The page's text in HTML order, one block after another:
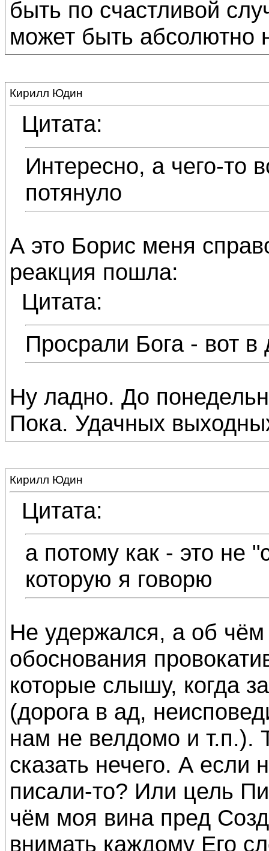
быть по счастливой
может быть абсолютно
Кирилл Юдин
Цитата:
Интересно, а чего-то
потянуло
А это Борис меня
реакция пошла:
Цитата:
Просрали Бога - вот
Ну ладно. До
Пока. Удачных
Кирилл Юдин
Цитата:
а потому как - это не
которую я говорю
Не удержался, а об
обоснования
которые слышу, когда
(дорога в ад,
нам не велдомо и т.п.).
сказать нечего. А если
писали-то? Или цель
чём моя вина пред
внимать каждому Его